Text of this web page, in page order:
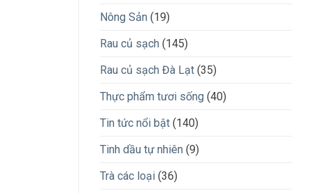
Nông Sản (19)
Rau củ sạch (145)
Rau củ sạch Đà Lạt (35)
Thực phẩm tươi sống (40)
Tin tức nổi bật (140)
Tinh dầu tự nhiên (9)
Trà các loại (36)